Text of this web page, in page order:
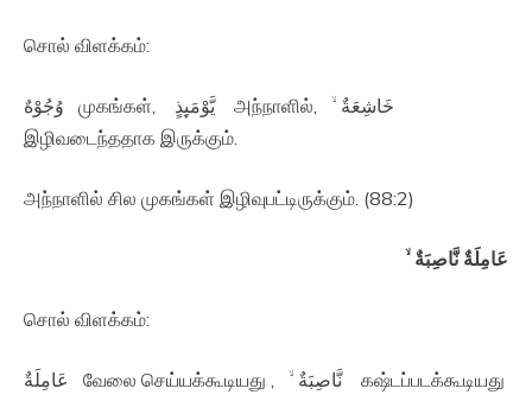
சொல் விளக்கம்:
وُجُوْهٌ முகங்கள், يَّوْمَٮِٕذٍ அந்நாளில், خَاشِعَةٌ ۙ‏
இழிவடைந்ததாக இருக்கும்.
அந்நாளில் சில முகங்கள் இழிவுபட்டிருக்கும். (88:2)
عَامِلَةٌ نَّاصِبَةٌ ۙ‏
சொல் விளக்கம்:
عَامِلَةٌ வேலை செய்யக்கூடியது , نَّاصِبَةٌ ۙ‏ கஷ்டப்படக்கூடியது